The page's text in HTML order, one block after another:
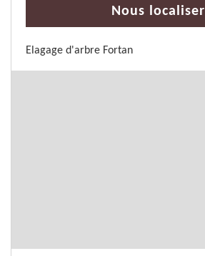
Nous localiser
Elagage d'arbre Fortan